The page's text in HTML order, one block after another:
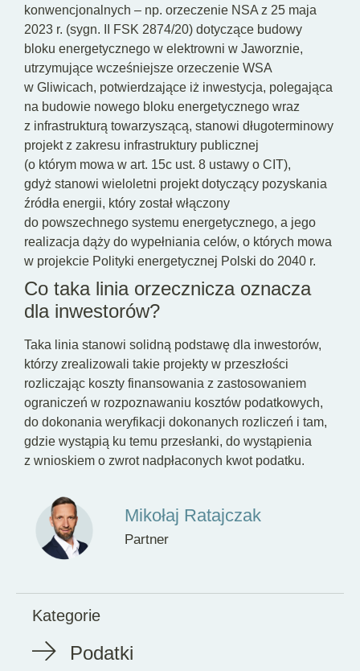
konwencjonalnych – np. orzeczenie NSA z 25 maja
2023 r. (sygn. II FSK 2874/20) dotyczące budowy
bloku energetycznego w elektrowni w Jaworznie,
utrzymujące wcześniejsze orzeczenie WSA
w Gliwicach, potwierdzające iż inwestycja, polegająca
na budowie nowego bloku energetycznego wraz
z infrastrukturą towarzyszącą, stanowi długoterminowy
projekt z zakresu infrastruktury publicznej
(o którym mowa w art. 15c ust. 8 ustawy o CIT),
gdyż stanowi wieloletni projekt dotyczący pozyskania
źródła energii, który został włączony
do powszechnego systemu energetycznego, a jego
realizacja dąży do wypełniania celów, o których mowa
w projekcie Polityki energetycznej Polski do 2040 r.
Co taka linia orzecznicza oznacza
dla inwestorów?
Taka linia stanowi solidną podstawę dla inwestorów,
którzy zrealizowali takie projekty w przeszłości
rozliczając koszty finansowania z zastosowaniem
ograniczeń w rozpoznawaniu kosztów podatkowych,
do dokonania weryfikacji dokonanych rozliczeń i tam,
gdzie wystąpią ku temu przesłanki, do wystąpienia
z wnioskiem o zwrot nadpłaconych kwot podatku.
Mikołaj Ratajczak
Partner
Kategorie
Podatki